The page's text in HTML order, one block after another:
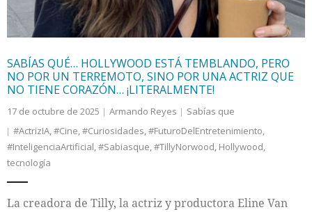
Cultura
SABÍAS QUÉ… HOLLYWOOD ESTÁ TEMBLANDO, PERO
NO POR UN TERREMOTO, SINO POR UNA ACTRIZ QUE
NO TIENE CORAZÓN… ¡LITERALMENTE!
17 de octubre de 2025 Armando Reyes
Sabías que
#ActrizIA,#Cine,#Curiosidades,#FuturoDelEntretenimiento,
#InteligenciaArtificial,#Sabiasque,#TillyNorwood, Hollywood,
tecnología
La creadora de Tilly, la actriz y productora Eline Van